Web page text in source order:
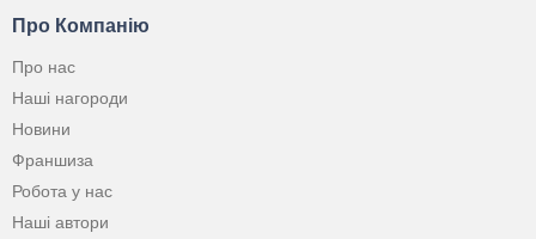
Про Компанію
Про нас
Наші нагороди
Новини
Франшиза
Робота у нас
Наші автори